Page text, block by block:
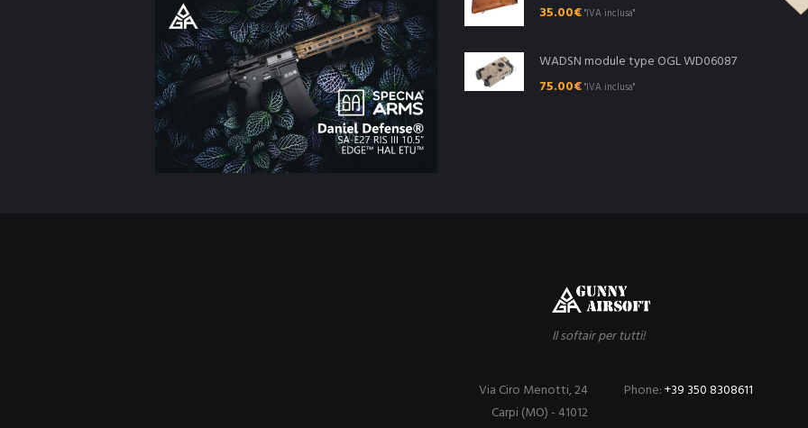
35.00€"IVA inclusa"
WADSN module type OGL WD06087
75.00€"IVA inclusa"
Il softair per tutti!
Phone:+39 350 8308611
Via Ciro Menotti, 24
Carpi (MO) - 41012